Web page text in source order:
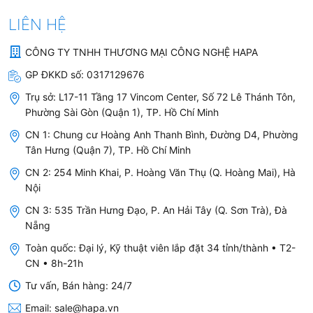
Bình
dân
500.000đ
lõi Paragon Partek, lõi
Tầm
500.000đ -
Lõi Aquaphor, lõi 3M
inch Partek cao cấp
Cao
cấp
1.000.000đ
chuyên dụng (AP2-
HF10/HF40/HF90-S)
Chi tiết một số lõi phổ biến theo từng phân khúc:
LIÊN HỆ
CÔNG TY TNHH THƯƠNG MẠI CÔNG NGHỆ HAPA
GP ĐKKD số: 0317129676
Trụ sở: L17-11 Tầng 17 Vincom Center, Số 72 Lê Thánh Tôn,
Phường Sài Gòn (Quận 1), TP. Hồ Chí Minh
CN 1: Chung cư Hoàng Anh Thanh Bình, Đường D4, Phường
Tân Hưng (Quận 7), TP. Hồ Chí Minh
CN 2: 254 Minh Khai, P. Hoàng Văn Thụ (Q. Hoàng Mai), Hà
Nội
CN 3: 535 Trần Hưng Đạo, P. An Hải Tây (Q. Sơn Trà), Đà
Nẵng
Toàn quốc: Đại lý, Kỹ thuật viên lắp đặt 34 tỉnh/thành • T2-
CN • 8h-21h
Tư vấn, Bán hàng: 24/7
Email: sale@hapa.vn